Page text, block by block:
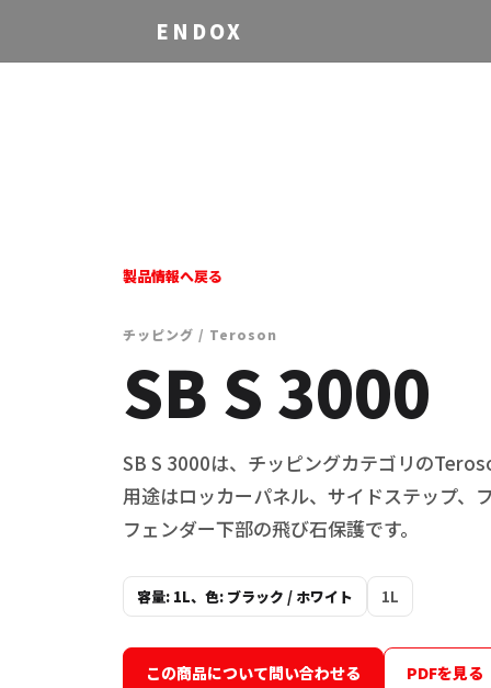
ENDOX
製品情報へ戻る
チッピング / Teroson
SB S 3000
SB S 3000は、チッピングカテゴリの
用途はロッカーパネル、サイドステップ、
フェンダー下部の飛び石保護です。
容量: 1L、色: ブラック / ホワイト 1L
この商品について問い合わせる PDFを見る